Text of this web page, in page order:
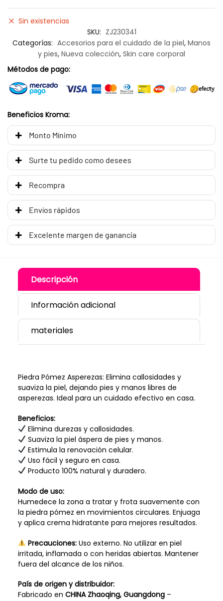
Sin existencias
SKU: ZJ230341
Categorías: Accesorios para el cuidado de la piel, Manos
y pies, Nueva colección, Skin care corporal
Métodos de pago:
Beneficios Kroma:
Monto Mínimo
Surte tu pedido como desees
Recompra
Envíos rápidos
Excelente margen de ganancia
Descripción
Información adicional
materiales
Piedra Pómez Asperezas: Elimina callosidades y
suaviza la piel, dejando pies y manos libres de
asperezas. Ideal para un cuidado efectivo en casa.
Beneficios:
Elimina durezas y callosidades.
Suaviza la piel áspera de pies y manos.
Estimula la renovación celular.
Uso fácil y seguro en casa.
Producto 100% natural y duradero.
Modo de uso:
Humedece la zona a tratar y frota suavemente con
la piedra pómez en movimientos circulares. Enjuaga
y aplica crema hidratante para mejores resultados.
Precauciones:Uso externo. No utilizar en piel
irritada, inflamada o con heridas abiertas. Mantener
fuera del alcance de los niños.
País de origen y distribuidor:
Fabricado en CHINA Zhaoqing, Guangdong –